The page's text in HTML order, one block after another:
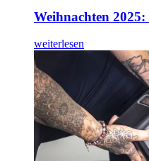
Weihnachten 2025:
weiterlesen